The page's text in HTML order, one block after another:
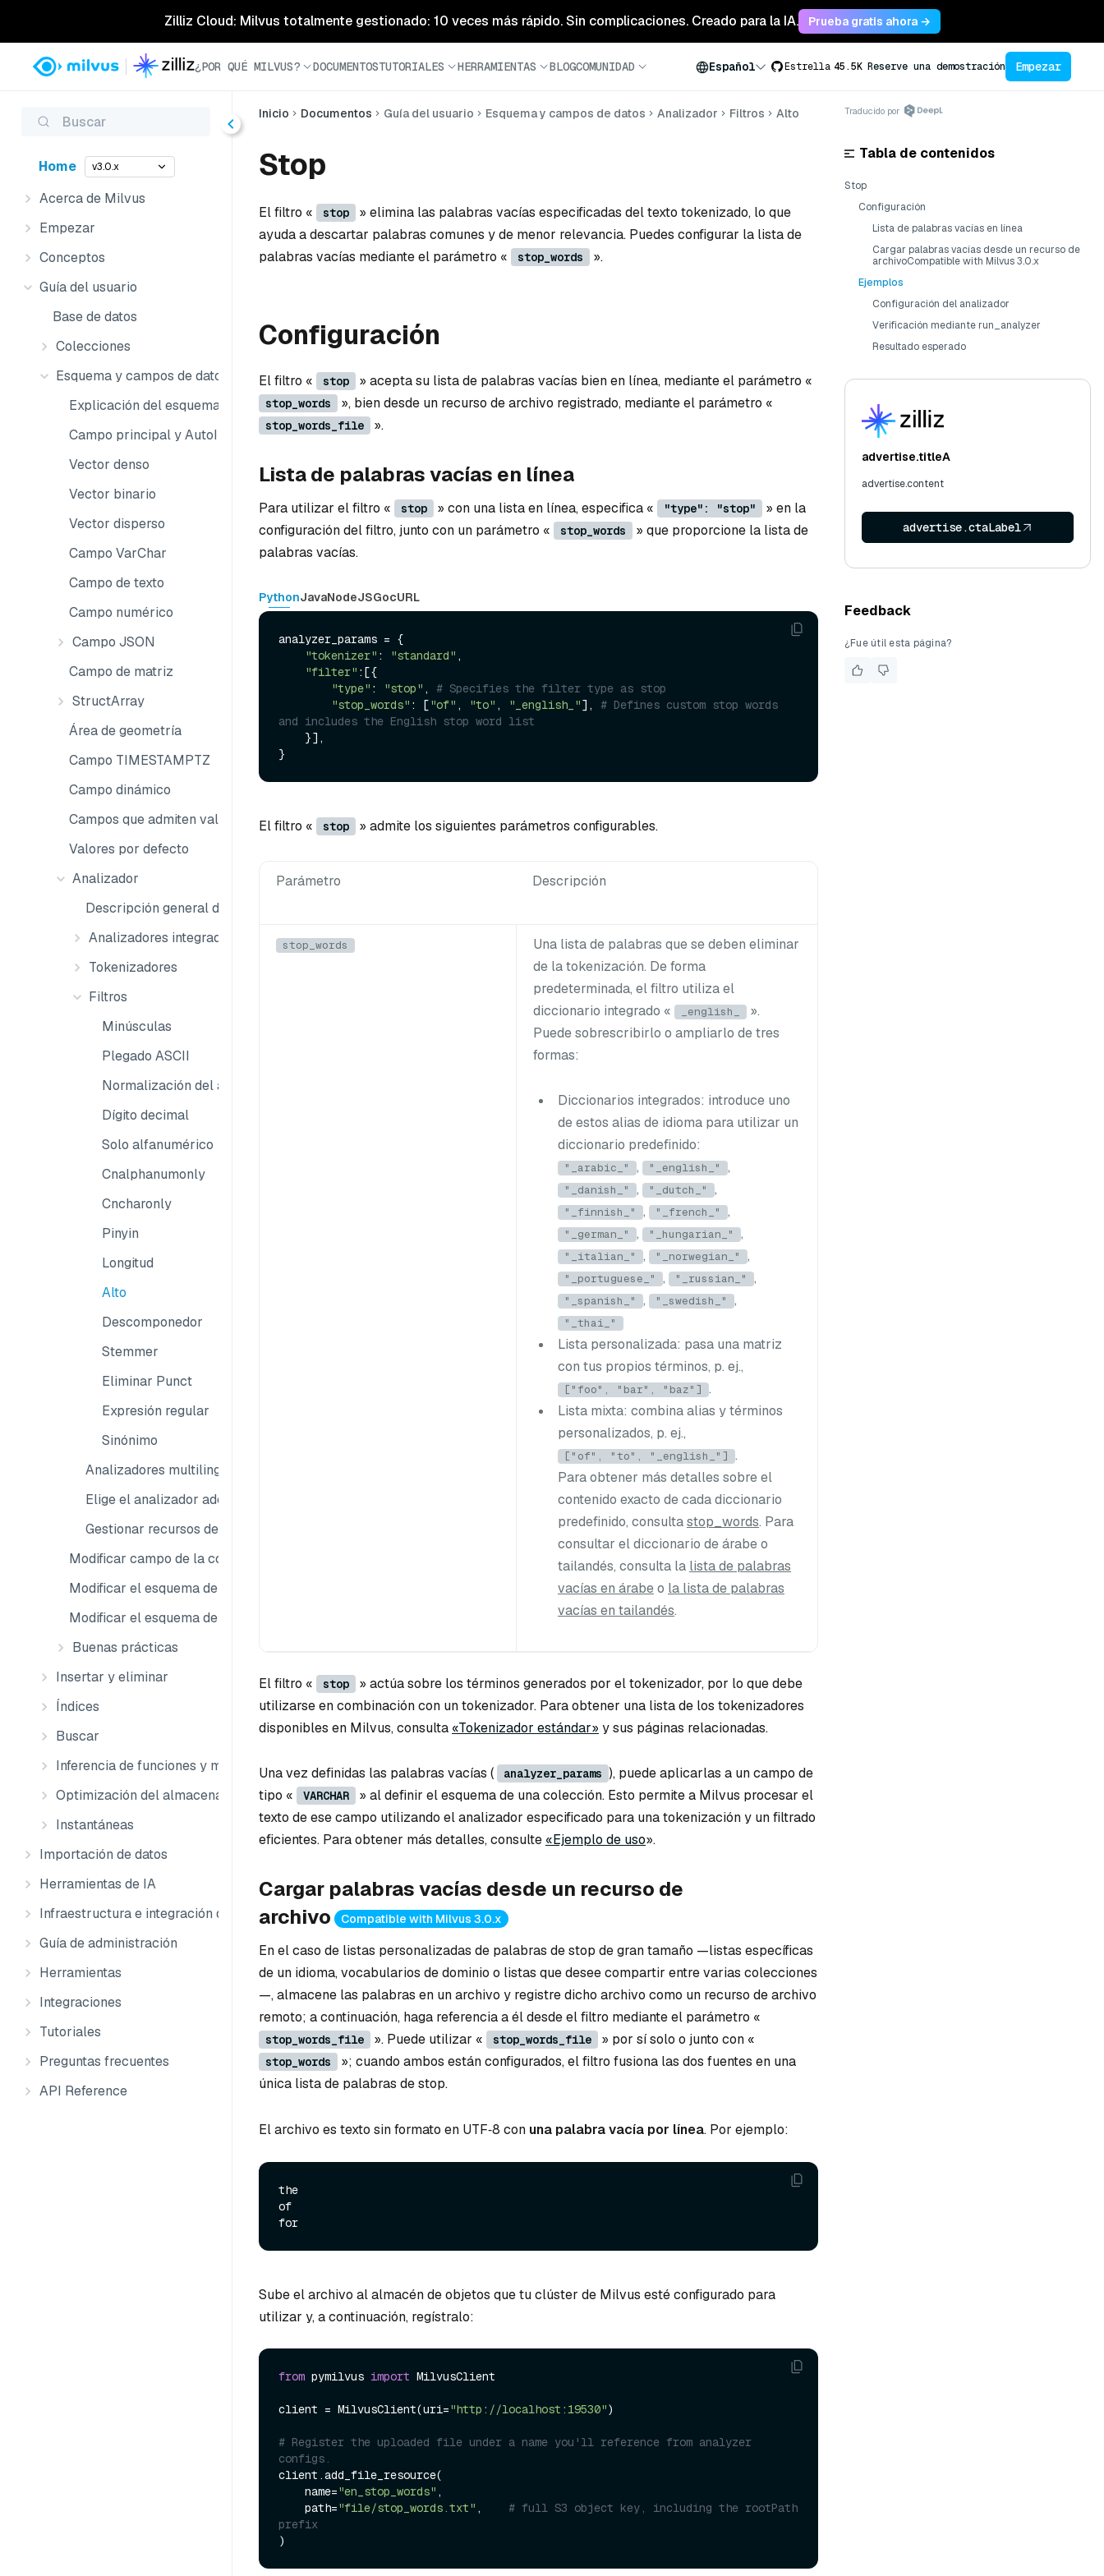
Zilliz Cloud: Milvus totalmente gestionado: 10 veces más rápido. Sin complicaciones. Creado para la IA. Prueba gratis ahora →
¿POR QUÉ MILVUS? DOCUMENTOSTUTORIALES HERRAMIENTAS BLOGCOMUNIDAD Español Estrella 45.5K Reserve una demostración Empezar
Buscar
Home v3.0.x
Acerca de Milvus
Empezar
Conceptos
Guía del usuario
Base de datos
Colecciones
Esquema y campos de datos
Explicación del esquema
Campo principal y AutoID
Vector denso
Vector binario
Vector disperso
Campo VarChar
Campo de texto
Campo numérico
Campo JSON
Campo de matriz
StructArray
Área de geometría
Campo TIMESTAMPTZ
Campo dinámico
Campos que admiten valores nulos
Valores por defecto
Analizador
Descripción general del analizador
Analizadores integrados
Tokenizadores
Filtros
Minúsculas
Plegado ASCII
Normalización del árabe
Dígito decimal
Solo alfanumérico
Cnalphanumonly
Cncharonly
Pinyin
Longitud
Alto
Descomponedor
Stemmer
Eliminar Punct
Expresión regular
Sinónimo
Analizadores multilingües
Elige el analizador adecuado para tu caso de uso
Gestionar recursos de archivos
Modificar campo de la colección
Modificar el esquema de la colección
Modificar el esquema de la colección externa
Buenas prácticas
Insertar y eliminar
Índices
Buscar
Inferencia de funciones y modelos
Optimización del almacenamiento
Instantáneas
Importación de datos
Herramientas de IA
Infraestructura e integración de datos
Guía de administración
Herramientas
Integraciones
Tutoriales
Preguntas frecuentes
API Reference
Inicio Documentos Guía del usuario Esquema y campos de datos Analizador Filtros Alto
Stop
El filtro « stop
» elimina las palabras vacías especificadas del texto tokenizado, lo que
ayuda a descartar palabras comunes y de menor relevancia. Puedes configurar la lista de
palabras vacías mediante el parámetro «
stop_words ».
Configuración
El filtro « stop » acepta su lista de palabras vacías bien en línea, mediante el parámetro «
stop_words », bien desde un recurso de archivo registrado, mediante el parámetro «
stop_words_file ».
Lista de palabras vacías en línea
Para utilizar el filtro « stop » con una lista en línea, especifica « "type": "stop"
» en la
configuración del filtro, junto con un parámetro «
stop_words
» que proporcione la lista de
palabras vacías.
PythonJavaNodeJSGocURL
analyzer_params = {
"tokenizer" : "standard" ,
"filter" :[{
"type" : "stop" , # Specifies the filter type as stop
"stop_words" : ["of" , "to" , "_english_"], # Defines custom stop words
and includes the English stop word list
El filtro « stop » admite los siguientes parámetros configurables.
Parámetro Descripción
stop_words
Una lista de palabras que se deben eliminar
de la tokenización. De forma
predeterminada, el filtro utiliza el
diccionario integrado «
_english_
».
Puede sobrescribirlo o ampliarlo de tres
formas:
Diccionarios integrados: introduce uno
de estos alias de idioma para utilizar un
diccionario predefinido:
"_arabic_" , "_english_" ,
"_danish_" , "_dutch_" ,
"_finnish_" , "_french_" ,
"_german_" , "_hungarian_" ,
"_italian_" , "_norwegian_" ,
"_portuguese_" , "_russian_" ,
"_spanish_" , "_swedish_" ,
"_thai_"
Lista personalizada: pasa una matriz
con tus propios términos, p. ej.,
["foo", "bar", "baz"] .
Lista mixta: combina alias y términos
personalizados, p. ej.,
["of", "to", "_english_"] .
Para obtener más detalles sobre el
contenido exacto de cada diccionario
predefinido, consultastop_words. Para
consultar el diccionario de árabe o
tailandés, consulta la lista de palabras
vacías en árabeo la lista de palabras
vacías en tailandés.
El filtro « stop
» actúa sobre los términos generados por el tokenizador, por lo que debe
utilizarse en combinación con un tokenizador. Para obtener una lista de los tokenizadores
disponibles en Milvus, consulta «Tokenizador estándar» y sus páginas relacionadas.
Una vez definidas las palabras vacías ( analyzer_params ), puede aplicarlas a un campo de
tipo «
VARCHAR
» al definir el esquema de una colección. Esto permite a Milvus procesar el
texto de ese campo utilizando el analizador especificado para una tokenización y un filtrado
eficientes. Para obtener más detalles, consulte «Ejemplo de uso».
Cargar palabras vacías desde un recurso de
archivo
Compatible with Milvus 3.0.x
En el caso de listas personalizadas de palabras de stop de gran tamaño —listas específicas
de un idioma, vocabularios de dominio o listas que desee compartir entre varias colecciones
—, almacene las palabras en un archivo y registre dicho archivo como un recurso de archivo
remoto; a continuación, haga referencia a él desde el filtro mediante el parámetro «
stop_words_file ». Puede utilizar « stop_words_file » por sí solo o junto con «
stop_words
»; cuando ambos están configurados, el filtro fusiona las dos fuentes en una
única lista de palabras de stop.
El archivo es texto sin formato en UTF‑8 con una palabra vacía por línea. Por ejemplo:
the
of
Sube el archivo al almacén de objetos que tu clúster de Milvus esté configurado para
utilizar y, a continuación, regístralo:
from pymilvus import MilvusClient
client = MilvusClient(uri="http://localhost:19530")
# Register the uploaded file under a name you'll reference from analyzer
configs.
client.add_file_resource(
    name=
"en_stop_words" ,
    path=
"file/stop_words.txt" , # full S3 object key, including the rootPath
prefix
Traducido por
Tabla de contenidos
Stop
Configuración
Lista de palabras vacías en línea
Cargar palabras vacías desde un recurso de
archivoCompatible with Milvus 3.0.x
Ejemplos
Configuración del analizador
Verificación mediante run_analyzer
Resultado esperado
advertise.titleA
advertise.content
advertise.ctaLabel
Feedback
¿Fue útil esta página?